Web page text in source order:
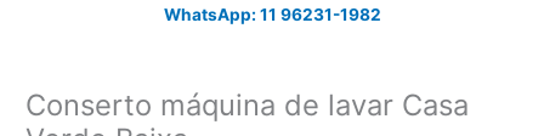
WhatsApp: 11 96231-1982
Conserto máquina de lavar Casa